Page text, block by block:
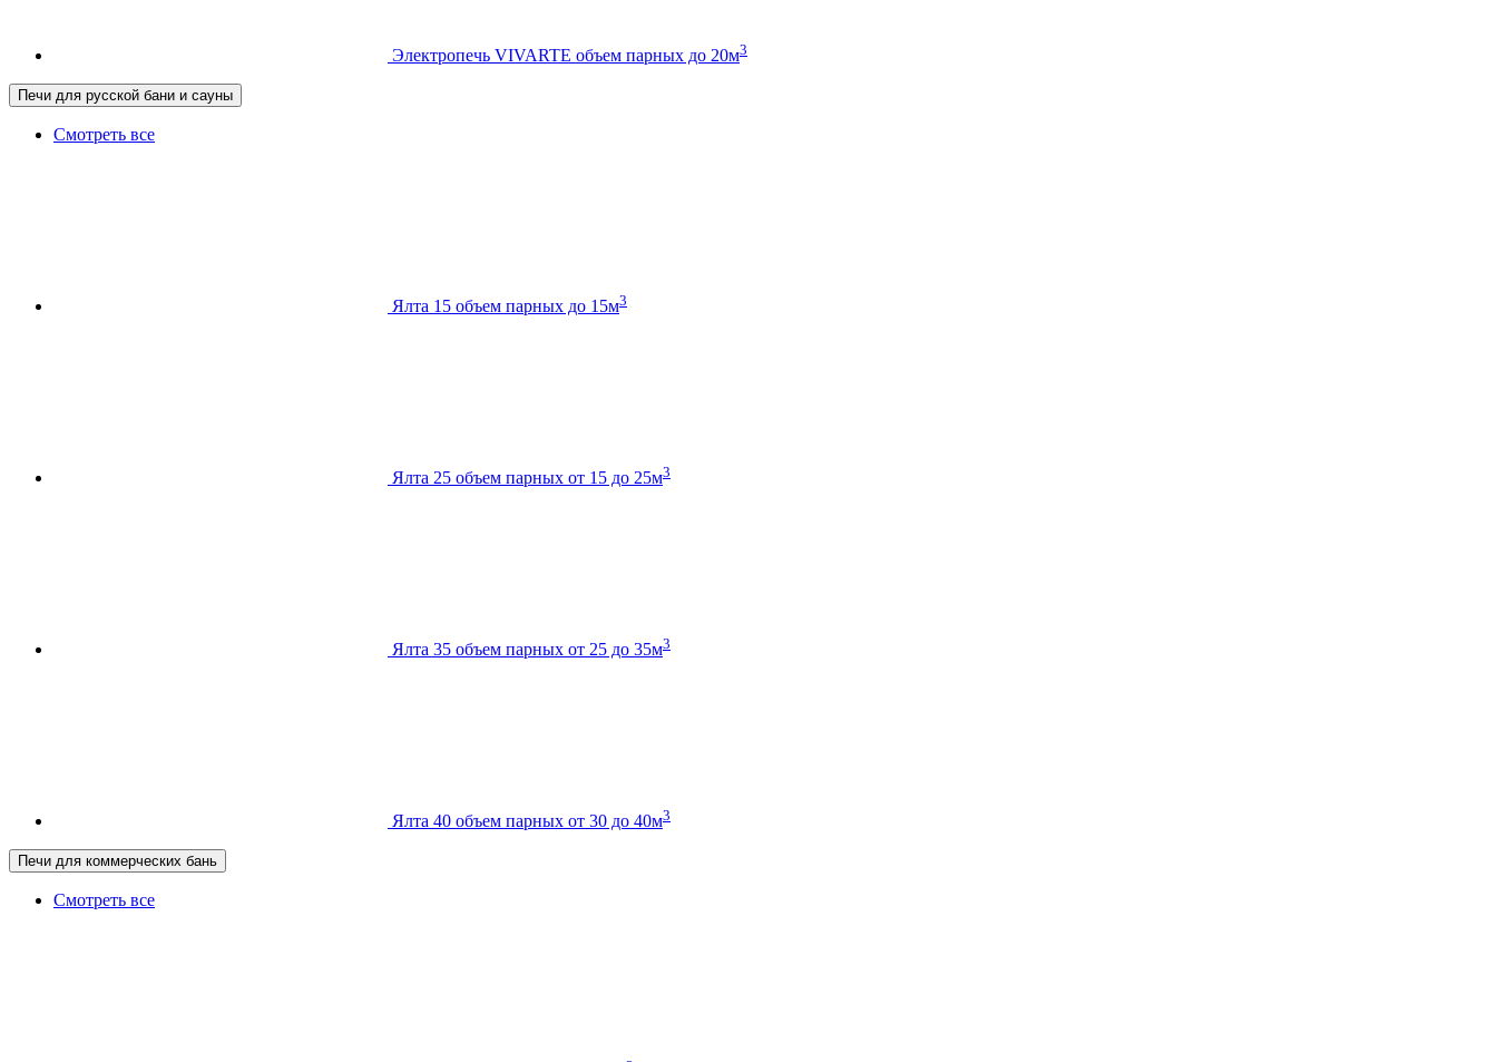
Электропечь VIVARTE объем парных до 20м3
Печи для русской бани и сауны
Смотреть все
Ялта 15 объем парных до 15м3
Ялта 25 объем парных от 15 до 25м3
Ялта 35 объем парных от 25 до 35м3
Ялта 40 объем парных от 30 до 40м3
Печи для коммерческих бань
Смотреть все